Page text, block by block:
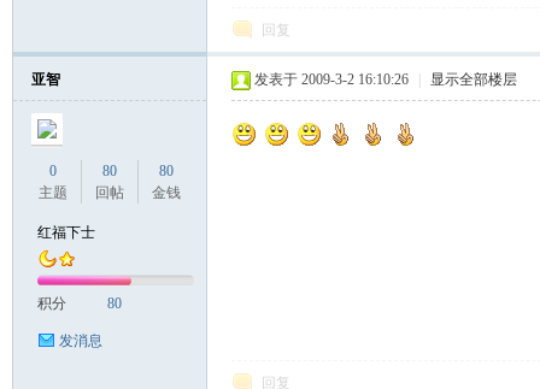
回复
亚智
0
主题
80
回帖
80
金钱
红福下士
积分 80
发消息
发表于 2009-3-2 16:10:26 显示全部楼层
回复